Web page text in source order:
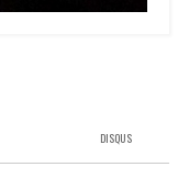
DISQUS